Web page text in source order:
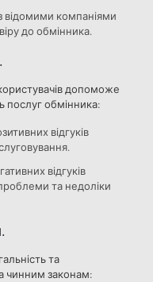
відомими компаніями
до обмінника.
допоможе
послуг обмінника:
відгуків
відгуків
та недоліки
та
чинним законам: